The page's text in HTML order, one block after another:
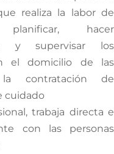
realiza la labor de
planificar, hacer
y supervisar los
el domicilio de las
contratación de
cuidado
trabaja directa e
con las personas